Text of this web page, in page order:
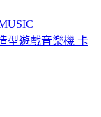
型遊戲音樂機 卡